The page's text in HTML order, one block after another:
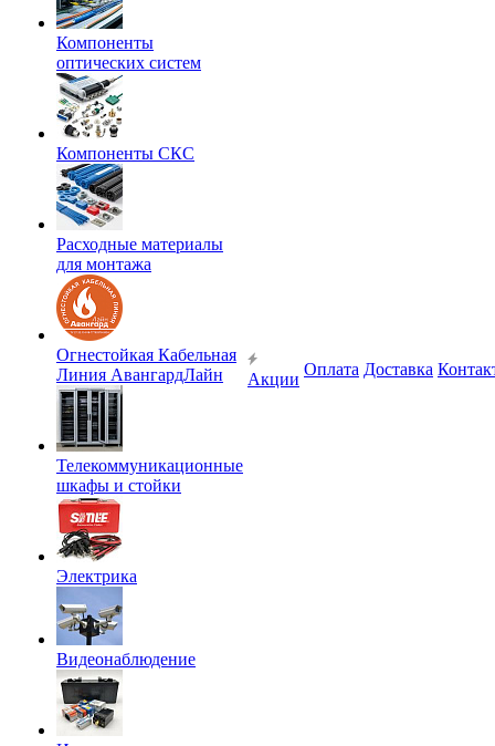
Компоненты
оптических систем
Компоненты СКС
Расходные материалы
для монтажа
Огнестойкая Кабельная
Линия АвангардЛайн
Телекоммуникационные
шкафы и стойки
Электрика
Видеонаблюдение
Акции
Оплата Доставка